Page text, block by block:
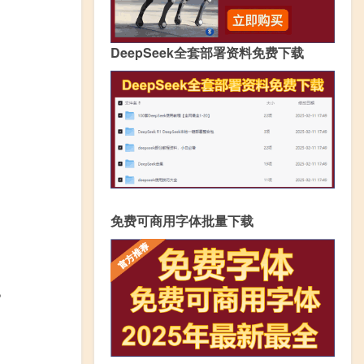
DeepSeek全套部署资料免费下载
免费可商用字体批量下载